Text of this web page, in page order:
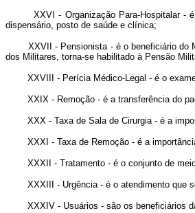
XXVI - Organização Para-Hospitalar - é a
dispensário, posto de saúde e clínica;
XXVII - Pensionista - é o beneficiário do
dos Militares, torna-se habilitado à Pensão
XXVIII - Perícia Médico-Legal - é o exame
XXIX - Remoção - é a transferência do
XXX - Taxa de Sala de Cirurgia - é a
XXXI - Taxa de Remoção - é a importância
XXXII - Tratamento - é o conjunto de
XXXIII - Urgência - é o atendimento que se
XXXIV - Usuários - são os beneficiários